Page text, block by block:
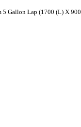
Gallon Lap (1700 (L) X